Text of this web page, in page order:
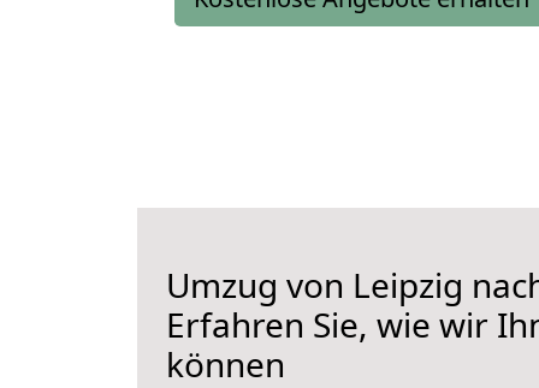
Umzug von Leipzig
Erfahren Sie, wie wir
können